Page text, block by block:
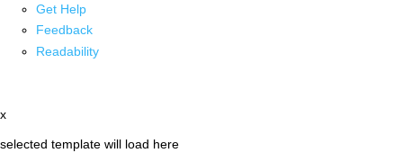
Get Help
Feedback
Readability
x
selected template will load here